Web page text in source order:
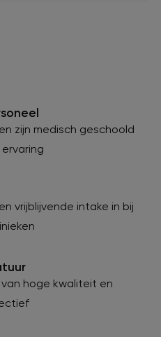
zijn medisch geschoold
vrijblijvende intake in bij
van hoge kwaliteit en